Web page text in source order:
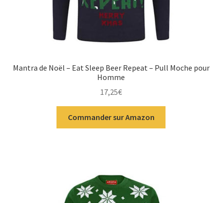
Mantra de Noël – Eat Sleep Beer Repeat – Pull Moche pour
Homme
17,25€
Commander sur Amazon